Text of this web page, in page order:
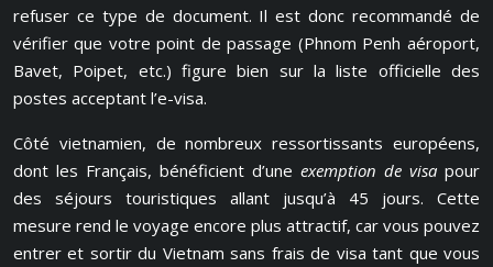
refuser ce type de document. Il est donc recommandé de
vérifier que votre point de passage (Phnom Penh aéroport,
Bavet, Poipet, etc.) figure bien sur la liste officielle des
postes acceptant l’e-visa.
Côté vietnamien, de nombreux ressortissants européens,
dont les Français, bénéficient d’une exemption de visa pour
des séjours touristiques allant jusqu’à 45 jours. Cette
mesure rend le voyage encore plus attractif, car vous pouvez
entrer et sortir du Vietnam sans frais de visa tant que vous